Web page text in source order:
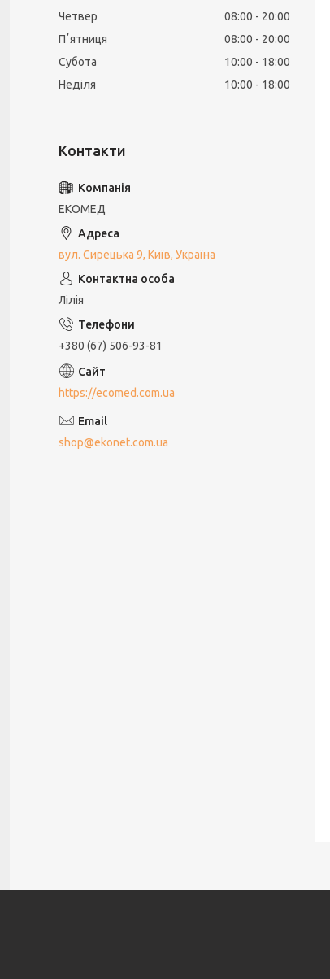
Четвер
08:00
20:00
Пʼятниця
08:00
20:00
Субота
10:00
18:00
Неділя
10:00 18:00
ЕКОМЕД
вул. Сирецька 9, Київ, Україна
Лілія
+380 (67) 506-93-81
https://ecomed.com.ua
shop@ekonet.com.ua